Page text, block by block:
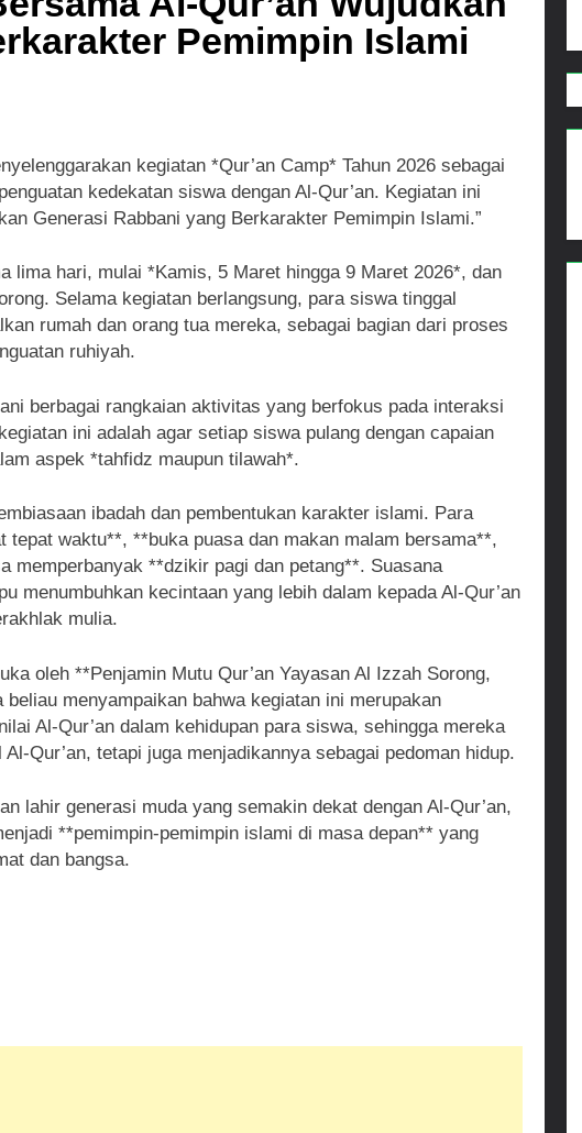
Pemimpin Islami
kegiatan *Qur’an Camp* Tahun 2026 sebagai
kedekatan siswa dengan Al-Qur’an. Kegiatan ini
Generasi Rabbani yang Berkarakter Pemimpin Islami.”
lima hari, mulai *Kamis, 5 Maret hingga 9 Maret 2026*, dan
Selama kegiatan berlangsung, para siswa tinggal
rumah dan orang tua mereka, sebagai bagian dari proses
ruhiyah.
berbagai rangkaian aktivitas yang berfokus pada interaksi
ini adalah agar setiap siswa pulang dengan capaian
aspek *tahfidz maupun tilawah*.
ibadah dan pembentukan karakter islami. Para
waktu**, **buka puasa dan makan malam bersama**,
memperbanyak **dzikir pagi dan petang**. Suasana
menumbuhkan kecintaan yang lebih dalam kepada Al-Qur’an
mulia.
oleh **Penjamin Mutu Qur’an Yayasan Al Izzah Sorong,
menyampaikan bahwa kegiatan ini merupakan
Al-Qur’an dalam kehidupan para siswa, sehingga mereka
Qur’an, tetapi juga menjadikannya sebagai pedoman hidup.
lahir generasi muda yang semakin dekat dengan Al-Qur’an,
**pemimpin-pemimpin islami di masa depan** yang
dan bangsa.